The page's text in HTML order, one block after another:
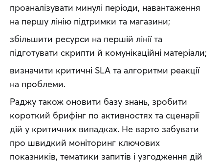
проаналізувати минулі періоди, навантаження
на першу лінію підтримки та магазини;
збільшити ресурси на першій лінії та
підготувати скрипти й комунікаційні матеріали;
визначити критичні SLA та алгоритми реакції
на проблеми.
Раджу також оновити базу знань, зробити
короткий брифінг по активностях та сценарії
дій у критичних випадках. Не варто забувати
про швидкий моніторинг ключових
показників, тематики запитів і узгодження дій